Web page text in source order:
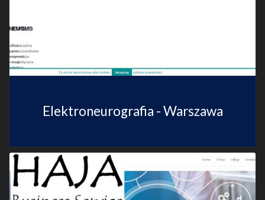
Elektroneurografia - Warszawa